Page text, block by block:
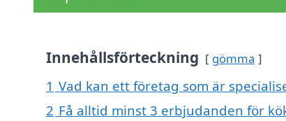
Innehållsförteckning gömma
1 Vad kan ett företag som är
2 Få alltid minst 3 erbjudanden för